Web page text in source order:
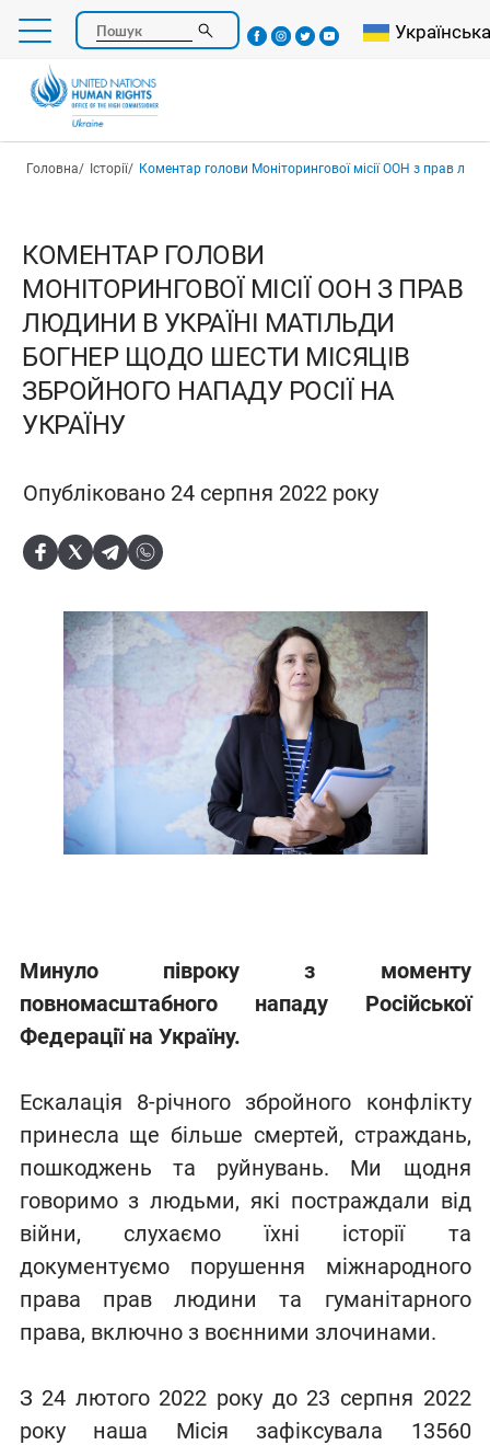
Перейти
основного
Пошук Select your
Українська
Рядок навіґації
Головна Історії Коментар голови Моніторингової місії ООН з прав людини в Україні Матільди Богнер щодо шести місяців збройного
КОМЕНТАР ГОЛОВИ
МОНІТОРИНГОВОЇ МІСІЇ ООН З ПРАВ
ЛЮДИНИ В УКРАЇНІ МАТІЛЬДИ
БОГНЕР ЩОДО ШЕСТИ МІСЯЦІВ
ЗБРОЙНОГО НАПАДУ РОСІЇ НА
УКРАЇНУ
Опубліковано 24 серпня 2022 року
Минуло півроку з моменту
повномасштабного нападу Російської
Федерації на Україну.
Ескалація 8-річного збройного конфлікту
принесла ще більше смертей, страждань,
пошкоджень та руйнувань. Ми щодня
говоримо з людьми, які постраждали від
війни, слухаємо їхні історії та
документуємо порушення міжнародного
права прав людини та гуманітарного
права, включно з воєнними злочинами.
З 24 лютого 2022 року до 23 серпня 2022
року наша Місія зафіксувала 13560